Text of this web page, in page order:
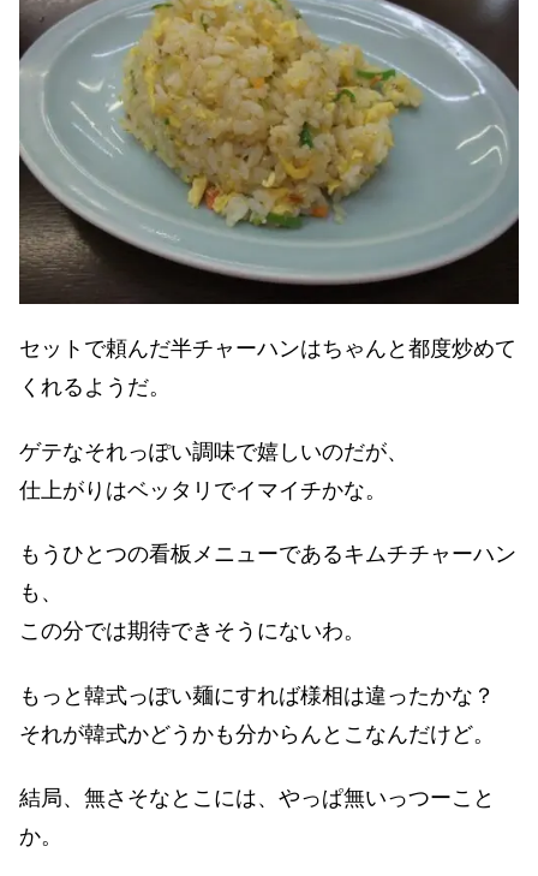
セットで頼んだ半チャーハンはちゃんと都度炒めて
くれるようだ。
ゲテなそれっぽい調味で嬉しいのだが、
仕上がりはベッタリでイマイチかな。
もうひとつの看板メニューであるキムチチャーハン
も、
この分では期待できそうにないわ。
もっと韓式っぽい麺にすれば様相は違ったかな？
それが韓式かどうかも分からんとこなんだけど。
結局、無さそなとこには、やっぱ無いっつーこと
か。